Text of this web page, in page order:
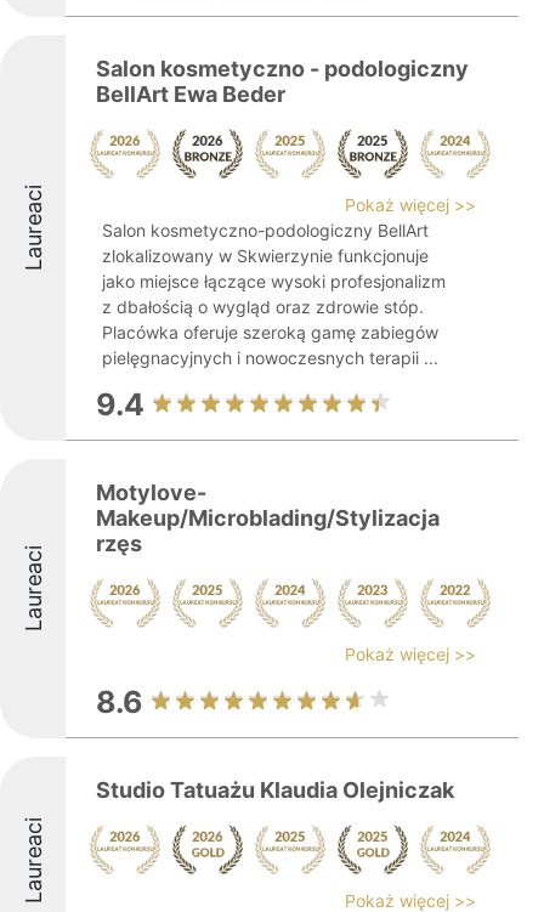
Laureaci
Salon kosmetyczno - podologiczny
BellArt Ewa Beder
Pokaż więcej >>
Salon kosmetyczno-podologiczny BellArt
zlokalizowany w Skwierzynie funkcjonuje
jako miejsce łączące wysoki profesjonalizm
z dbałością o wygląd oraz zdrowie stóp.
Placówka oferuje szeroką gamę zabiegów
pielęgnacyjnych i nowoczesnych terapii ...
9.4
Laureaci
Motylove-
Makeup/Microblading/Stylizacja
rzęs
Pokaż więcej >>
8.6
Laureaci
Studio Tatuażu Klaudia Olejniczak
Pokaż więcej >>